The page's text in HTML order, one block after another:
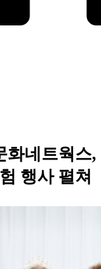
화네트웍스,
행사 펼쳐